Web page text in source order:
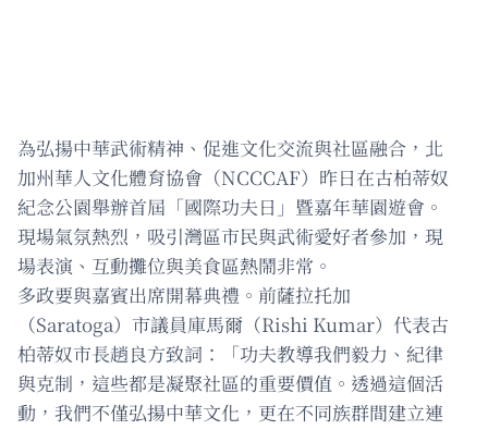
為弘揚中華武術精神、促進文化交流與社區融合，北
加州華人文化體育協會（NCCCAF）昨日在古柏蒂奴
紀念公園舉辦首屆「國際功夫日」暨嘉年華園遊會。
現場氣氛熱烈，吸引灣區市民與武術愛好者參加，現
場表演、互動攤位與美食區熱鬧非常。
多政要與嘉賓出席開幕典禮。前薩拉托加
（Saratoga）市議員庫馬爾（Rishi Kumar）代表古
柏蒂奴市長趙良方致詞：「功夫教導我們毅力、紀律
與克制，這些都是凝聚社區的重要價值。透過這個活
動，我們不僅弘揚中華文化，更在不同族群間建立連